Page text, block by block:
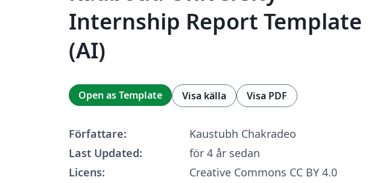
Internship Report Template
(AI)
Open as Template Visa källa Visa PDF
Författare:
Kaustubh Chakradeo
Last Updated:
för 4 år sedan
Licens:
Creative Commons CC BY 4.0